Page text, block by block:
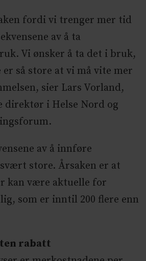
at
knyttet til
og kostnadseffektivitet
er en alvorlig sykdom
prognosetap på cirka
SLV
fordi vi trenger mer tid
av å ta
Vi ønsker å ta det i bruk,
er så store at vi må vite mer
sier Lars Vorland,
direktør i Helse Nord og
av å innføre
store. Årsaken er at
kan være aktuelle for
som er inntil 200 flere enn
rabatt